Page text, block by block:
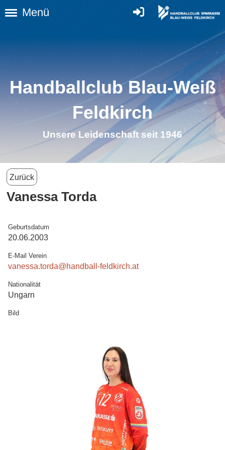
Menü
Handballclub Blau-Weiß
Feldkirch
Unsere Leidenschaft seit 1946
Zurück
Vanessa Torda
Geburtsdatum
20.06.2003
E-Mail Verein
vanessa.torda@handball-feldkirch.at
Nationalität
Ungarn
Bild